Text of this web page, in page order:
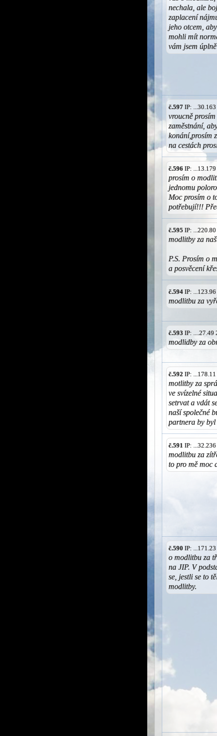
nechala, ale
zaplacení
jeho otcem,
mohli mít
vám jsem
č.597 IP:
vroucně
zaměstnání,
konání,prosím
na cestách
č.596 IP:
prosím o
jednomu
Moc prosím o
potřebují!!!
č.595 IP:
modlitby za
P.S. Prosím o
a posvěcení
č.594 IP:
modlitbu za
č.593 IP: ....27.49
modlidby za
č.592 IP:
motlitby za
ve svízelné
setrvat a vdát
naší společné
partnera by
č.591 IP:
modlitbu za
to pro mě moc
č.590 IP:
o modlitbu za
na JIP. V
se, jestli se to
modlitby.